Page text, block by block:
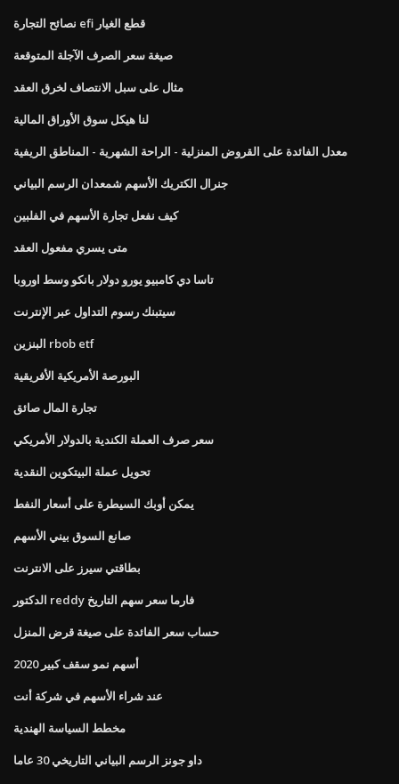
نصائح التجارة efi قطع الغيار
صيغة سعر الصرف الآجلة المتوقعة
مثال على سبل الانتصاف لخرق العقد
لنا هيكل سوق الأوراق المالية
معدل الفائدة على القروض المنزلية - الراحة الشهرية - المناطق الريفية
جنرال الكتريك الأسهم شمعدان الرسم البياني
كيف نفعل تجارة الأسهم في الفلبين
متى يسري مفعول العقد
تاسا دي كامبيو يورو دولار بانكو وسط اوروبا
سيتبنك رسوم التداول عبر الإنترنت
البنزين rbob etf
البورصة الأمريكية الأفريقية
تجارة المال صائق
سعر صرف العملة الكندية بالدولار الأمريكي
تحويل عملة البيتكوين النقدية
يمكن أوبك السيطرة على أسعار النفط
صانع السوق بيني الأسهم
بطاقتي سيرز على الانترنت
الدكتور reddy فارما سعر سهم التاريخ
حساب سعر الفائدة على صيغة قرض المنزل
أسهم نمو سقف كبير 2020
عند شراء الأسهم في شركة أنت
مخطط السياسة الهندية
داو جونز الرسم البياني التاريخي 30 عاما